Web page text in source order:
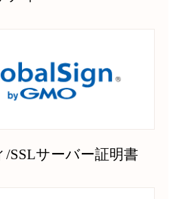
/SSLサーバー証明書